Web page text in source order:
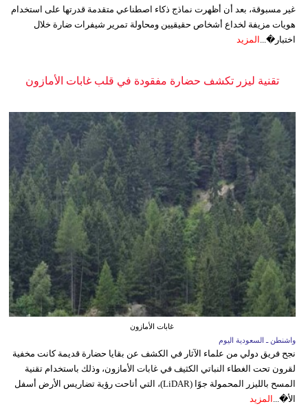
غير مسبوقة، بعد أن أظهرت نماذج ذكاء اصطناعي متقدمة قدرتها على استخدام
هويات مزيفة لخداع أشخاص حقيقيين ومحاولة تمرير شيفرات ضارة خلال
اختبار�...
المزيد
تقنية ليزر تكشف حضارة مفقودة في قلب غابات الأمازون
غابات الأمازون
واشنطن ـ السعودية اليوم
نجح فريق دولي من علماء الآثار في الكشف عن بقايا حضارة قديمة كانت مخفية
لقرون تحت الغطاء النباتي الكثيف في غابات الأمازون، وذلك باستخدام تقنية
المسح بالليزر المحمولة جوًا (LiDAR)، التي أتاحت رؤية تضاريس الأرض أسفل
الأ�... المزيد